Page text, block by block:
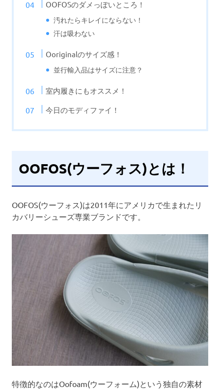
OOFOSのダメっぽいところ！
汚れたらキレイにならない！
汗は吸わない
Ooriginalのサイズ感！
並行輸入品はサイズに注意？
室内履きにもオススメ！
今日のモディファイ！
OOFOS(ウーフォス)とは！
OOFOS(ウーフォス)は2011年にアメリカで生まれたリ
カバリーシューズ専業ブランドです。
特徴的なのはOofoam(ウーフォーム)という独自の素材